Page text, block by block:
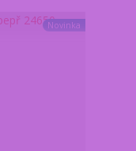
Novinka